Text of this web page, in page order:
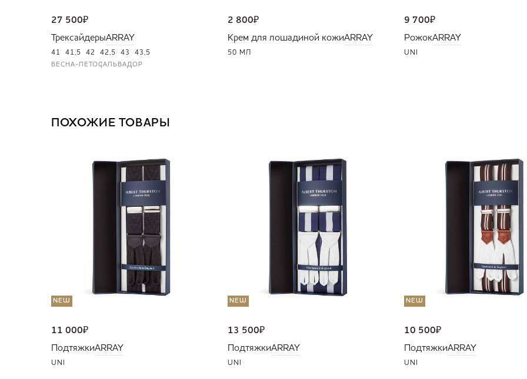
27 500₽
ТрексайдерыARRAY
41 41,5 42 42,5 43 43,5
ВЕСНА-ЛЕТОСАЛЬВАДОР
2 800₽
Крем для лошадиной кожиARRAY
50 МЛ
9 700₽
РожокARRAY
UNI
ПОХОЖИЕ ТОВАРЫ
NEW
11 000₽
ПодтяжкиARRAY
UNI
NEW
13 500₽
ПодтяжкиARRAY
UNI
NEW
10 500₽
ПодтяжкиARRAY
UNI